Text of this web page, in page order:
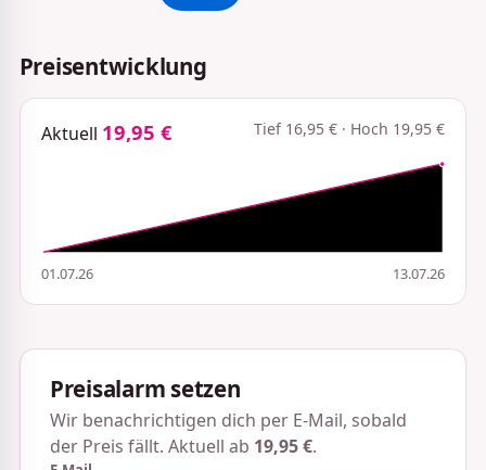
Preisentwicklung
Aktuell 19,95 € Tief 16,95 € · Hoch 19,95 €
01.07.26 13.07.26
Preisalarm setzen
Wir benachrichtigen dich per E-Mail, sobald
der Preis fällt. Aktuell ab 19,95 €.